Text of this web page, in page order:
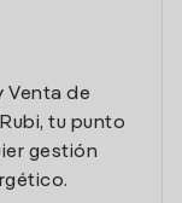
Venta de
tu punto
gestión